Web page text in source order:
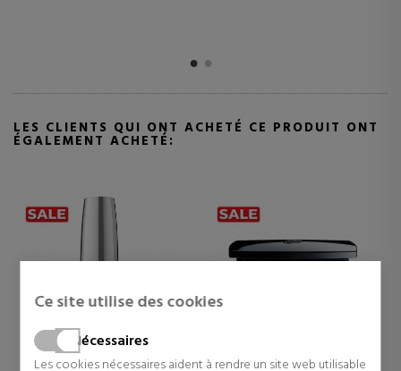
Ce site utilise des cookies
Nécessaires
Les cookies nécessaires aident à rendre un site web utilisable
LES CLIENTS QUI ONT ACHETÉ CE PRODUIT ONT
ÉGALEMENT ACHETÉ: